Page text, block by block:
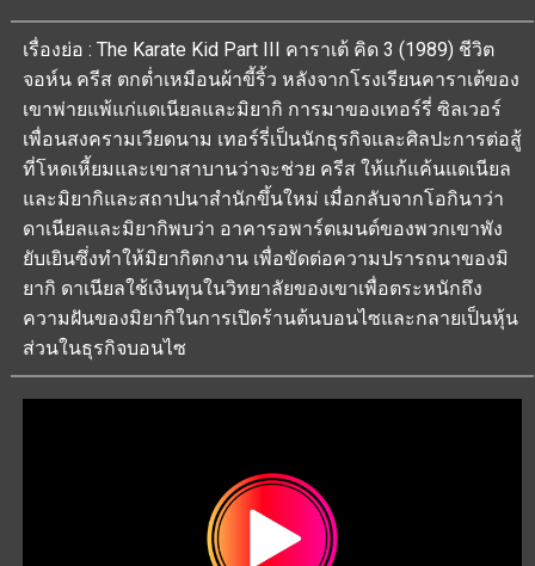
เรื่องย่อ : The Karate Kid Part III คาราเต้ คิด 3 (1989) ชีวิต
จอห์น ครีส ตกต่ำเหมือนผ้าขี้ริ้ว หลังจากโรงเรียนคาราเต้ของ
เขาพ่ายแพ้แก่แดเนียลและมิยากิ การมาของเทอร์รี่ ซิลเวอร์
เพื่อนสงครามเวียดนาม เทอร์รี่เป็นนักธุรกิจและศิลปะการต่อสู้
ที่โหดเหี้ยมและเขาสาบานว่าจะช่วย ครีส ให้แก้แค้นแดเนียล
และมิยากิและสถาปนาสำนักขึ้นใหม่ เมื่อกลับจากโอกินาว่า
ดาเนียลและมิยากิพบว่า อาคารอพาร์ตเมนต์ของพวกเขาพัง
ยับเยินซึ่งทำให้มิยากิตกงาน เพื่อขัดต่อความปรารถนาของมิ
ยากิ ดาเนียลใช้เงินทุนในวิทยาลัยของเขาเพื่อตระหนักถึง
ความฝันของมิยากิในการเปิดร้านต้นบอนไซและกลายเป็นหุ้น
ส่วนในธุรกิจบอนไซ